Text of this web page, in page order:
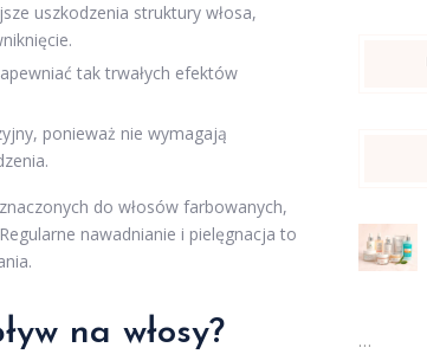
uszkodzenia struktury włosa,
tak trwałych efektów
ponieważ nie wymagają
do włosów farbowanych,
nawadnianie i pielęgnacja to
na włosy?
…